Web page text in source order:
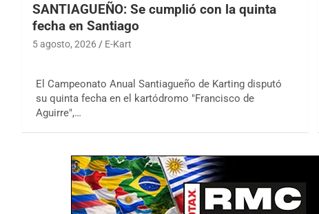
SANTIAGUEÑO: Se cumplió con la quinta
fecha en Santiago
5 agosto, 2026 E-Kart
El Campeonato Anual Santiagueño de Karting disputó
su quinta fecha en el kartódromo "Francisco de
Aguirre",…